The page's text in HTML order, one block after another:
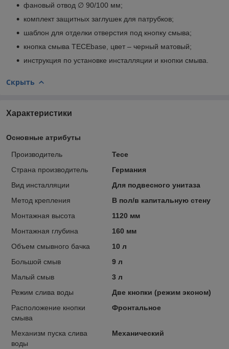
фановый отвод ∅ 90/100 мм;
комплект защитных заглушек для патрубков;
шаблон для отделки отверстия под кнопку смыва;
кнопка смыва TECEbase, цвет – черный матовый;
инструкция по установке инсталляции и кнопки смыва.
Скрыть
Характеристики
Основные атрибуты
Производитель
Tece
Страна производитель
Германия
Вид инсталляции
Для подвесного унитаза
Метод крепления
В пол/в капитальную стену
Монтажная высота
1120 мм
Монтажная глубина
160 мм
Объем смывного бачка
10 л
Большой смыв
9 л
Малый смыв
3 л
Режим слива воды
Две кнопки (режим эконом)
Расположение кнопки
смыва
Фронтальное
Механизм пуска слива
воды
Механический